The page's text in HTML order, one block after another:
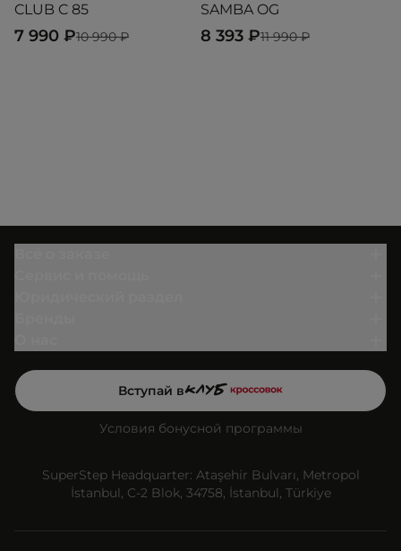
CLUB C 85
10 990 ₽
7 990 ₽
SAMBA OG
11 990 ₽
8 393 ₽
Вступай в
Условия бонусной программы
SuperStep Headquarter: Ataşehir Bulvarı, Metropol
İstanbul, C-2 Blok, 34758, İstanbul, Türkiye